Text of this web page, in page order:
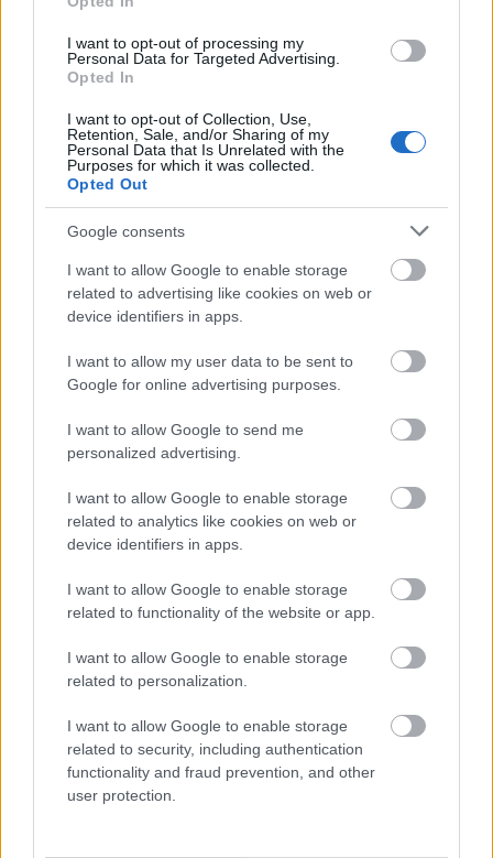
I want to opt-out of processing my
Personal Data for Targeted Advertising.
Opted In
I want to opt-out of Collection, Use,
Retention, Sale, and/or Sharing of my
Personal Data that Is Unrelated with the
Purposes for which it was collected.
Opted Out
Google consents
I want to allow Google to enable storage
related to advertising like cookies on web or
device identifiers in apps.
I want to allow my user data to be sent to
Google for online advertising purposes.
I want to allow Google to send me
personalized advertising.
I want to allow Google to enable storage
related to analytics like cookies on web or
device identifiers in apps.
I want to allow Google to enable storage
related to functionality of the website or app.
I want to allow Google to enable storage
related to personalization.
I want to allow Google to enable storage
related to security, including authentication
functionality and fraud prevention, and other
user protection.
Λεπτομέρειες
Νεφοκάλυψη 11 %
Ορατότητα 0 km
28 %
Είδος Υετού Δεν υπάρχει
Σημείο δρόσου 0 °C
1012 hPa
Ηλιακή ακτινοβολία
19:00
Αίσθηση30°Άνεμος3 bf
Βορειοανατολικός
Ριπή Ανέμου 3 bf
Νεφοκάλυψη 0 %
0.0 mm/hr
Είδος Υετού Δεν υπάρχει
Σημείο δρόσου 0 °C
Ηλιακή ακτινοβολία 0 W/m²
Καθαρός
Αίσθηση27° Άνεμος2 bf
Ανατολικός-βορειοανατολικός